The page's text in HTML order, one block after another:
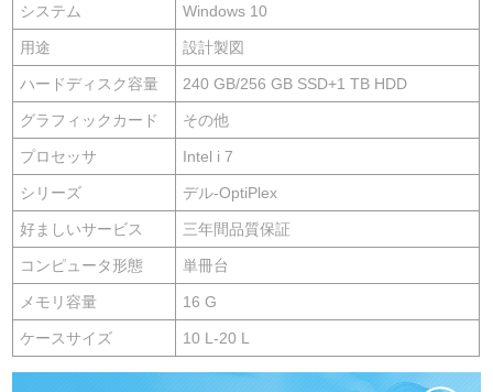
システム Windows 10
用途 設計製図
ハードディスク容量 240 GB/256 GB SSD+1 TB HDD
グラフィックカード その他
プロセッサ Intel i 7
シリーズ デル-OptiPlex
好ましいサービス 三年間品質保証
コンピュータ形態 単冊台
メモリ容量 16 G
ケースサイズ 10 L-20 L